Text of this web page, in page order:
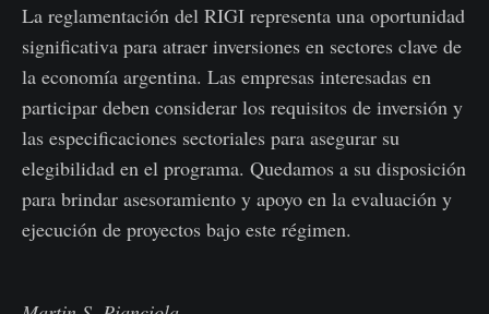
La reglamentación del RIGI representa una oportunidad
significativa para atraer inversiones en sectores clave de
la economía argentina. Las empresas interesadas en
participar deben considerar los requisitos de inversión y
las especificaciones sectoriales para asegurar su
elegibilidad en el programa. Quedamos a su disposición
para brindar asesoramiento y apoyo en la evaluación y
ejecución de proyectos bajo este régimen.